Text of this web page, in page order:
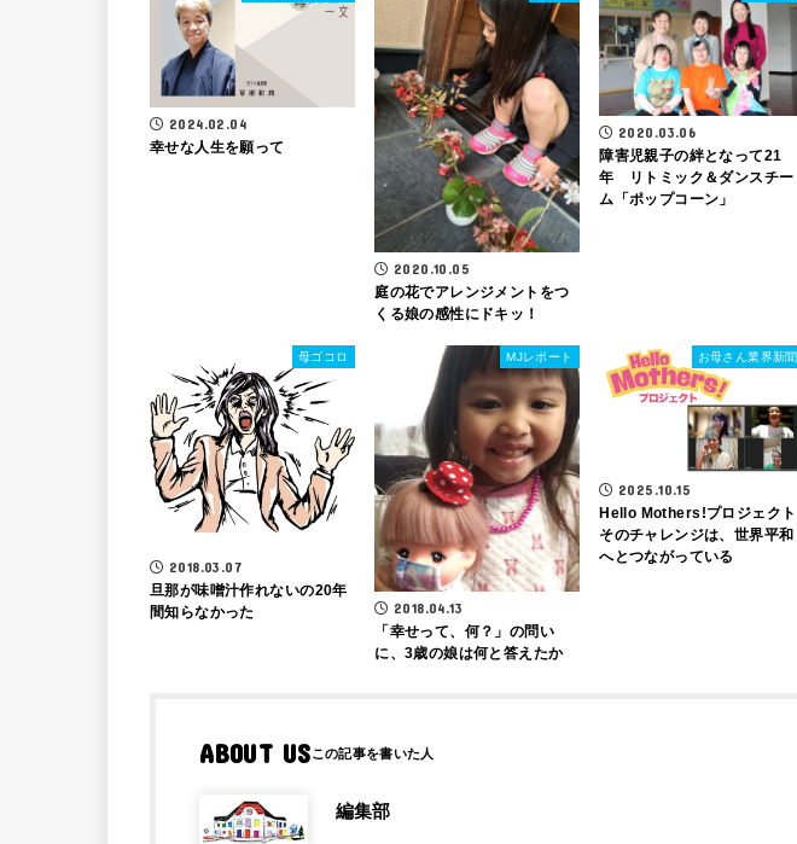
2024.02.04
幸せな人生を願って
2020.10.05
庭の花でアレンジメントをつ
くる娘の感性にドキッ！
2020.03.06
障害児親子の絆となって21
年 リトミック＆ダンスチー
ム「ポップコーン」
母ゴコロ
2018.03.07
旦那が味噌汁作れないの20年
間知らなかった
MJレポート
2018.04.13
「幸せって、何？」の問い
に、3歳の娘は何と答えたか
お母さん業界新聞
2025.10.15
Hello Mothers!プロジェクト
そのチャレンジは、世界平和
へとつながっている
ABOUT US
編集部